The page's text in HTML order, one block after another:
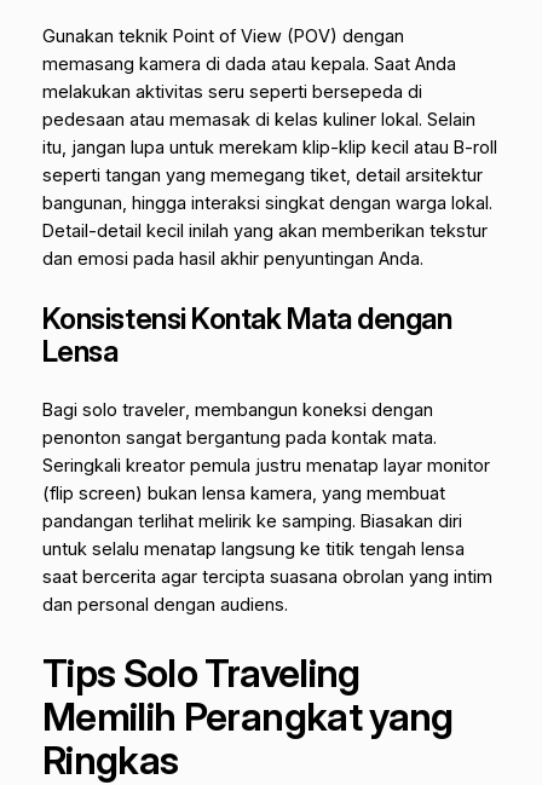
Gunakan teknik Point of View(POV) dengan
memasang kamera di dada atau kepala. Saat Anda
melakukan aktivitas seru seperti bersepeda di
pedesaan atau memasak di kelas kuliner lokal. Selain
itu, jangan lupa untuk merekam klip-klip kecil atau B-roll
seperti tangan yang memegang tiket, detail arsitektur
bangunan, hingga interaksi singkat dengan warga lokal.
Detail-detail kecil inilah yang akan memberikan tekstur
dan emosi pada hasil akhir penyuntingan Anda.
Konsistensi Kontak Mata dengan
Lensa
Bagi solo traveler, membangun koneksi dengan
penonton sangat bergantung pada kontak mata.
Seringkali kreator pemula justru menatap layar monitor
(flip screen) bukan lensa kamera, yang membuat
pandangan terlihat melirik ke samping. Biasakan diri
untuk selalu menatap langsung ke titik tengah lensa
saat bercerita agar tercipta suasana obrolan yang intim
dan personal dengan audiens.
Tips Solo Traveling
Memilih Perangkat yang
Ringkas